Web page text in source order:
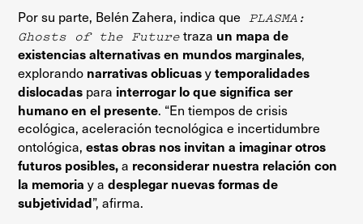
Por su parte, Belén Zahera, indica que PLASMA:
Ghosts of the Futuretraza un mapa de
existencias alternativas en mundos marginales,
explorando narrativas oblicuasytemporalidades
dislocadas para interrogar lo que significa ser
humano en el presente. “En tiempos de crisis
ecológica, aceleración tecnológica e incertidumbre
ontológica,estas obras nos invitan a imaginar otros
futuros posibles,a reconsiderar nuestra relación con
la memoriay adesplegar nuevas formas de
subjetividad”, afirma.